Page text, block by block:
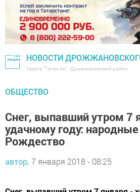
НОВОСТИ
Газета "Туган як" - Дрожжановский район
ОБЩЕСТВО
Снег, выпавший утром 7
удачному году:
Рождество
автор, 7 января 2018 - 08:25